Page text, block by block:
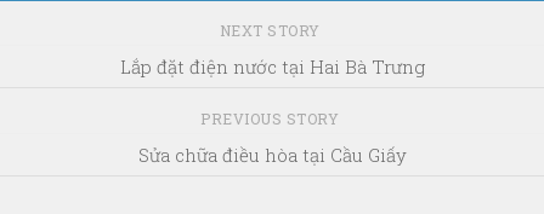
NEXT STORY
Lắp đặt điện nước tại Hai Bà Trưng
PREVIOUS STORY
Sửa chữa điều hòa tại Cầu Giấy